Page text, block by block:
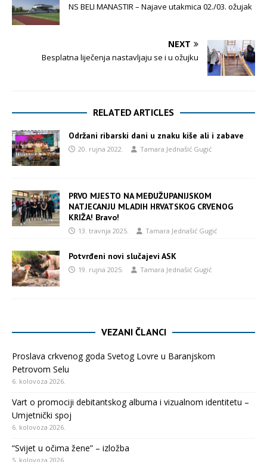
NS BELI MANASTIR – Najave utakmica 02./03. ožujak
NEXT
Besplatna liječenja nastavljaju se i u ožujku
RELATED ARTICLES
Održani ribarski dani u znaku kiše ali i zabave
20. rujna 2022. Tamara Jednašić Gugić
PRVO MJESTO NA MEĐUŽUPANIJSKOM
NATJECANJU MLADIH HRVATSKOG CRVENOG
KRIŽA! Bravo!
13. travnja 2025. Tamara Jednašić Gugić
Potvrđeni novi slučajevi ASK
19. rujna 2025. Tamara Jednašić Gugić
VEZANI ČLANCI
Proslava crkvenog goda Svetog Lovre u Baranjskom
Petrovom Selu
6. kolovoza 2026.
Vart o promociji debitantskog albuma i vizualnom identitetu –
Umjetnički spoj
6. kolovoza 2026.
“Svijet u očima žene” – izložba
5. kolovoza 2026.